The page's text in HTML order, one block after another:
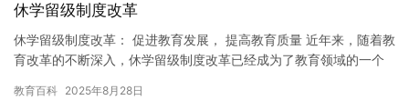
休学留级制度改革
休学留级制度改革： 促进教育发展， 提高教育质量 近年来，随着教
育改革的不断深入，休学留级制度改革已经成为了教育领域的一个
教育百科 2025年8月28日